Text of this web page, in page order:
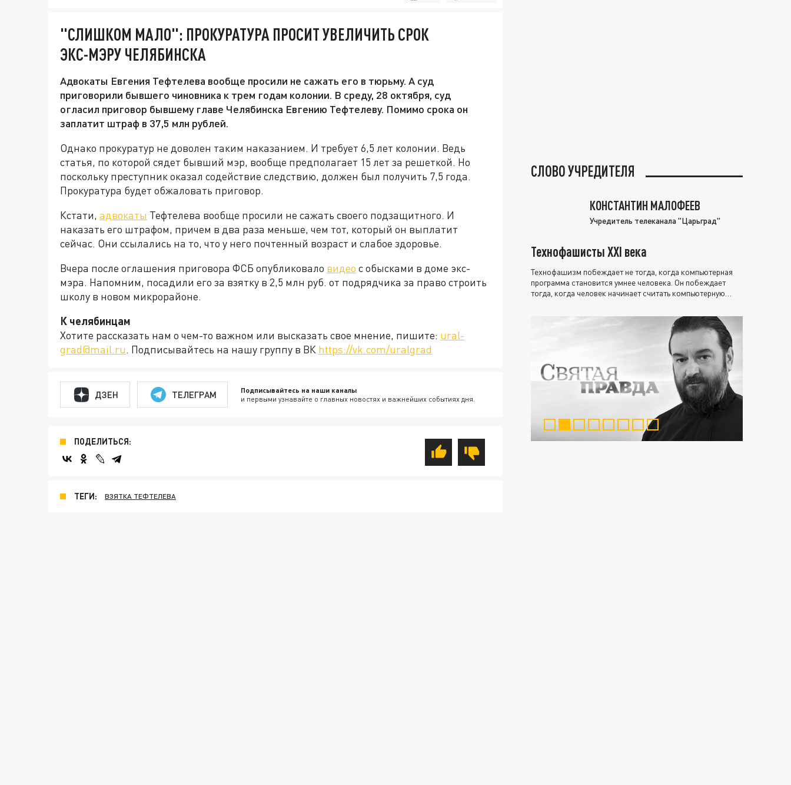
"СЛИШКОМ МАЛО": ПРОКУРАТУРА ПРОСИТ УВЕЛИЧИТЬ СРОК
ЭКС-МЭРУ ЧЕЛЯБИНСКА
Адвокаты Евгения Тефтелева вообще просили не сажать его в тюрьму. А суд
приговорили бывшего чиновника к трем годам колонии. В среду, 28 октября, суд
огласил приговор бывшему главе Челябинска Евгению Тефтелеву. Помимо срока он
заплатит штраф в 37,5 млн рублей.
Однако прокуратур не доволен таким наказанием. И требует 6,5 лет колонии. Ведь
статья, по которой сядет бывший мэр, вообще предполагает 15 лет за решеткой. Но
поскольку преступник оказал содействие следствию, должен был получить 7,5 года.
Прокуратура будет обжаловать приговор.
Кстати, адвокаты Тефтелева вообще просили не сажать своего подзащитного. И
наказать его штрафом, причем в два раза меньше, чем тот, который он выплатит
сейчас. Они ссылались на то, что у него почтенный возраст и слабое здоровье.
Вчера после оглашения приговора ФСБ опубликовало видео с обысками в доме экс-
мэра. Напомним, посадили его за взятку в 2,5 млн руб. от подрядчика за право строить
школу в новом микрорайоне.
К челябинцам
Хотите рассказать нам о чем-то важном или высказать свое мнение, пишите: ural-
grad@mail.ru. Подписывайтесь на нашу группу в ВК https://vk.com/uralgrad
ДЗЕН ТЕЛЕГРАМ Подписывайтесь на наши каналы
и первыми узнавайте о главных новостях и важнейших событиях дня.
ПОДЕЛИТЬСЯ:
ТЕГИ: ВЗЯТКА ТЕФТЕЛЕВА
СЛОВО УЧРЕДИТЕЛЯ
КОНСТАНТИН МАЛОФЕЕВ
Учредитель телеканала "Царьград"
Технофашисты XXI века
Технофашизм побеждает не тогда, когда компьютерная
программа становится умнее человека. Он побеждает
тогда, когда человек начинает считать компьютерную